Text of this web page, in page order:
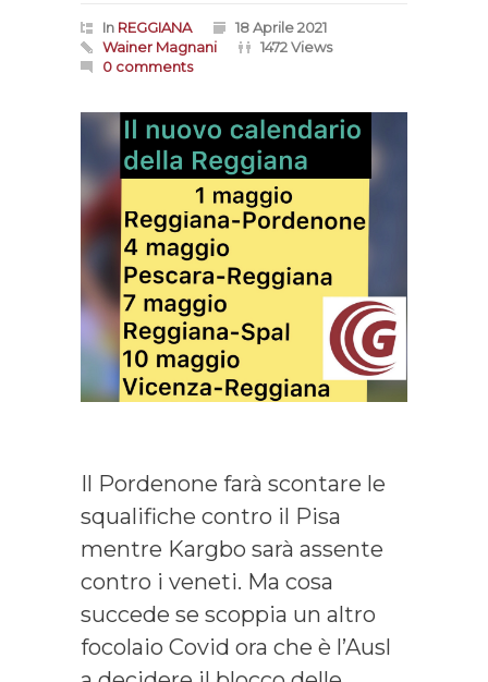
In REGGIANA
18 Aprile 2021
Wainer Magnani
1472 Views
0 comments
Il Pordenone farà scontare le
squalifiche contro il Pisa
mentre Kargbo sarà assente
contro i veneti. Ma cosa
succede se scoppia un altro
focolaio Covid ora che è l’Ausl